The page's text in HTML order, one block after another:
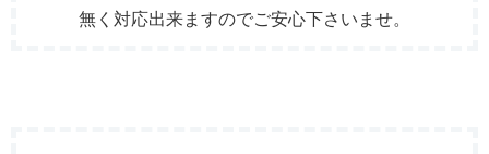
無く対応出来ますのでご安心下さいませ。